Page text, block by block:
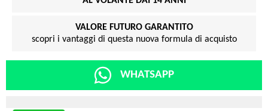
VALORE FUTURO GARANTITO
scopri i vantaggi di questa nuova formula di acquisto
WHATSAPP